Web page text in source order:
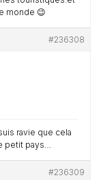
monde 😉
#236308
ravie que cela
petit pays…
#236309